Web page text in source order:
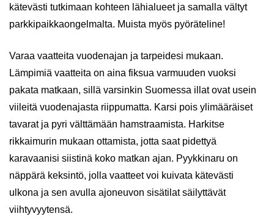
kätevästi tutkimaan kohteen lähialueet ja samalla vältyt
parkkipaikkaongelmalta. Muista myös pyöräteline!
Varaa vaatteita vuodenajan ja tarpeidesi mukaan.
Lämpimiä vaatteita on aina fiksua varmuuden vuoksi
pakata matkaan, sillä varsinkin Suomessa illat ovat usein
viileitä vuodenajasta riippumatta. Karsi pois ylimääräiset
tavarat ja pyri välttämään hamstraamista. Harkitse
rikkaimurin mukaan ottamista, jotta saat pidettyä
karavaanisi siistinä koko matkan ajan. Pyykkinaru on
näppärä keksintö, jolla vaatteet voi kuivata kätevästi
ulkona ja sen avulla ajoneuvon sisätilat säilyttävät
viihtyvyytensä.